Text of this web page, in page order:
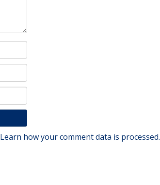
Learn how your comment data is processed.